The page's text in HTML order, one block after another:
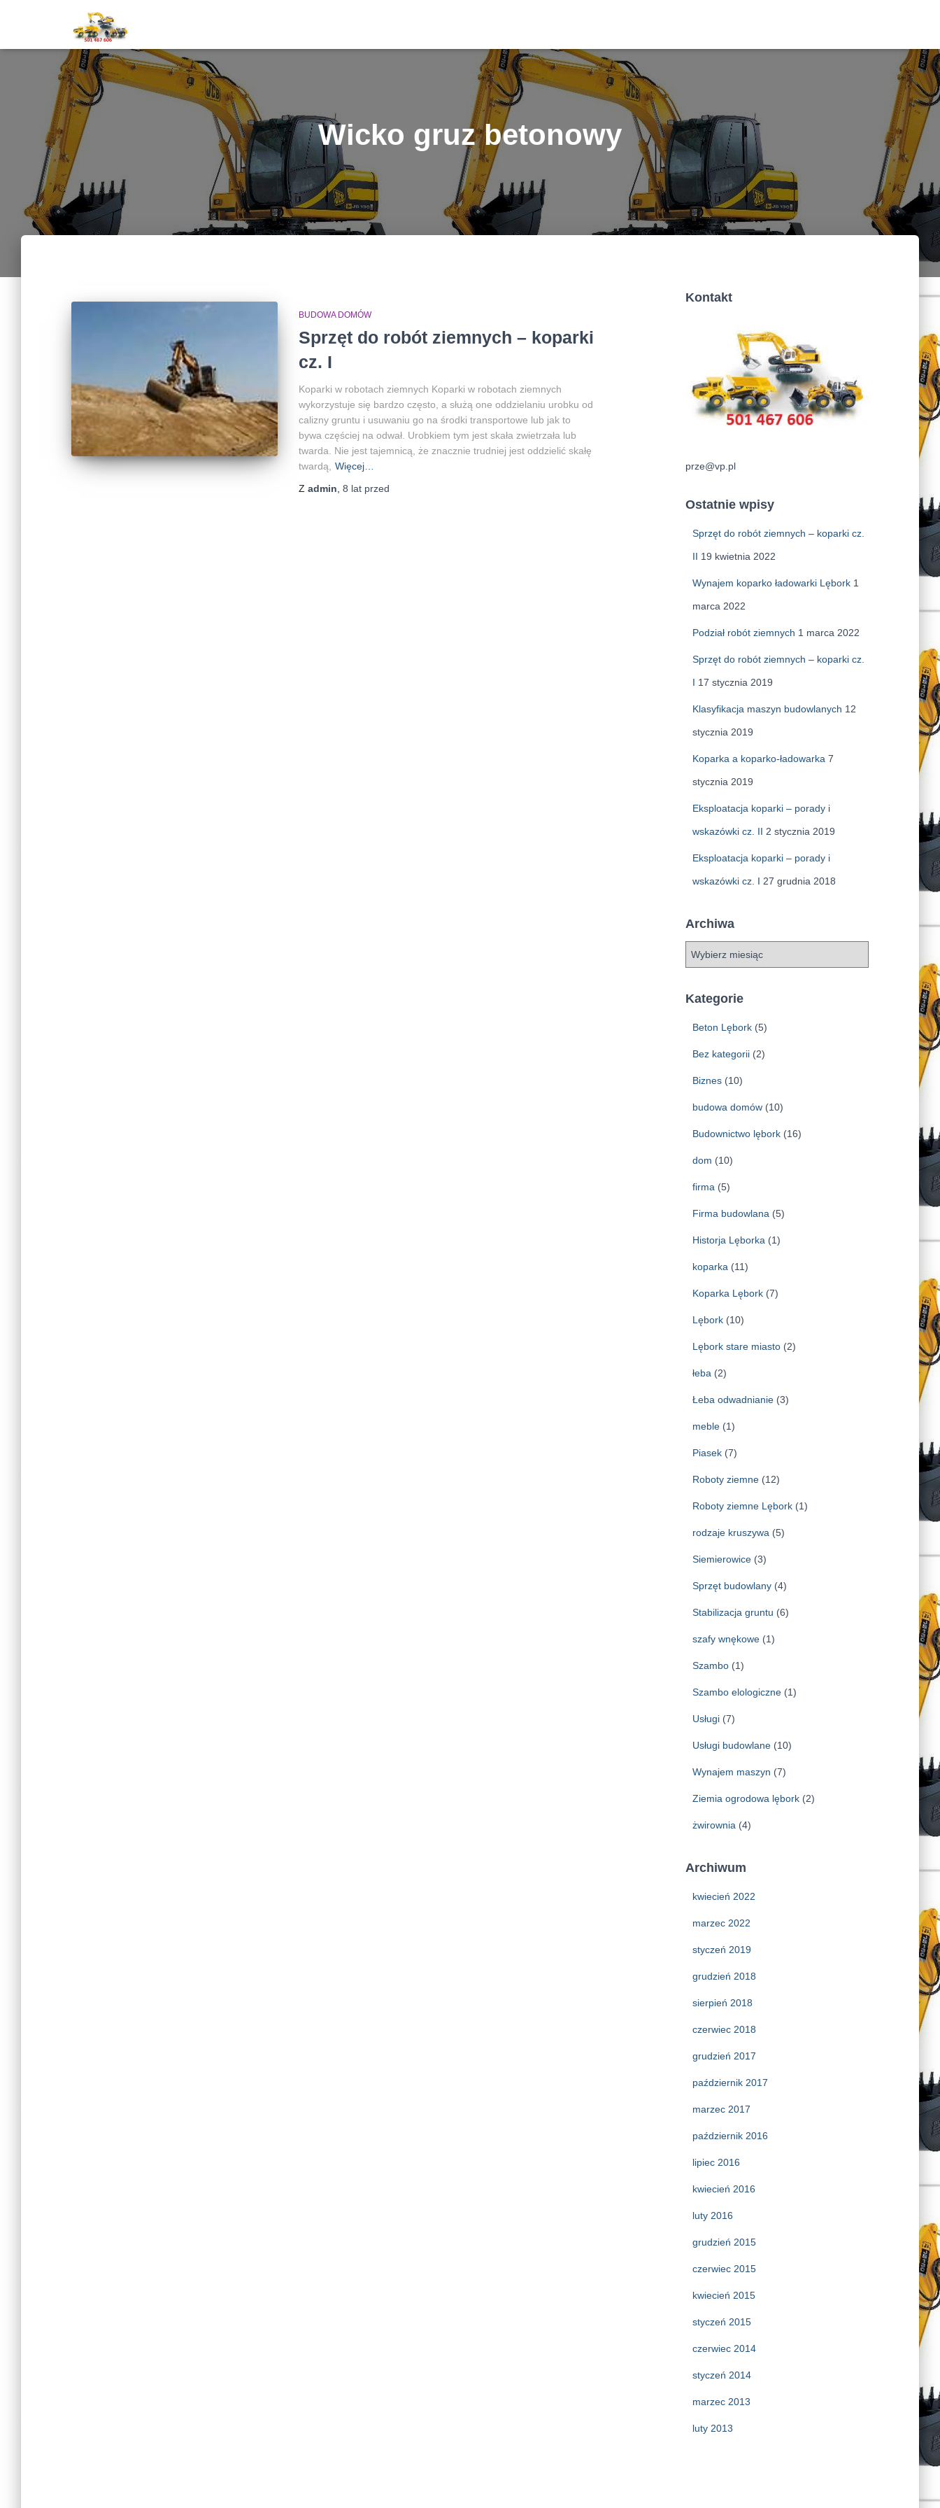
Wicko gruz betonowy
BUDOWA DOMÓW
Sprzęt do robót ziemnych – koparki
cz. I
Koparki w robotach ziemnych Koparki w robotach ziemnych
wykorzystuje się bardzo często, a służą one oddzielaniu urobku od
calizny gruntu i usuwaniu go na środki transportowe lub jak to
bywa częściej na odwał. Urobkiem tym jest skała zwietrzała lub
twarda. Nie jest tajemnicą, że znacznie trudniej jest oddzielić skałę
twardą,
Więcej…
Z admin 8 lat przed
Kontakt
prze@vp.pl
Ostatnie wpisy
Sprzęt do robót ziemnych – koparki cz.
II 19 kwietnia 2022
Wynajem koparko ładowarki Lębork 1
marca 2022
Podział robót ziemnych 1 marca 2022
Sprzęt do robót ziemnych – koparki cz.
I 17 stycznia 2019
Klasyfikacja maszyn budowlanych 12
stycznia 2019
Koparka a koparko-ładowarka 7
stycznia 2019
Eksploatacja koparki – porady i
wskazówki cz. II 2 stycznia 2019
Eksploatacja koparki – porady i
wskazówki cz. I 27 grudnia 2018
Archiwa
h
Kategorie
Beton Lębork(5)
Bez kategorii(2)
Biznes(10)
budowa domów(10)
Budownictwo lębork(16)
dom (10)
firma (5)
Firma budowlana (5)
Historja Lęborka (1)
koparka (11)
Koparka Lębork(7)
Lębork(10)
Lębork stare miasto(2)
łeba (2)
Łeba odwadnianie(3)
meble(1)
Piasek(7)
Roboty ziemne(12)
Roboty ziemne Lębork(1)
rodzaje kruszywa (5)
Siemierowice(3)
Sprzęt budowlany(4)
Stabilizacja gruntu (6)
szafy wnękowe(1)
Szambo(1)
Szambo elologiczne(1)
Usługi(7)
Usługi budowlane(10)
Wynajem maszyn (7)
Ziemia ogrodowa lębork(2)
żwirownia (4)
Archiwum
kwiecień 2022
marzec 2022
styczeń 2019
grudzień 2018
sierpień 2018
czerwiec 2018
grudzień 2017
październik 2017
marzec 2017
październik 2016
lipiec 2016
kwiecień 2016
luty 2016
grudzień 2015
czerwiec 2015
kwiecień 2015
styczeń 2015
czerwiec 2014
styczeń 2014
marzec 2013
luty 2013